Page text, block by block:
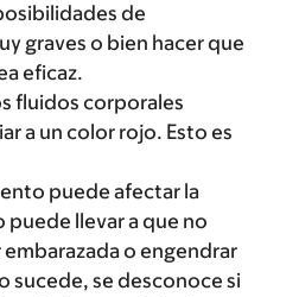
de
graves o bien hacer que
eficaz.
fluidos corporales
a un color rojo. Esto es
puede afectar la
llevar a que no
o engendrar
sucede, se desconoce si